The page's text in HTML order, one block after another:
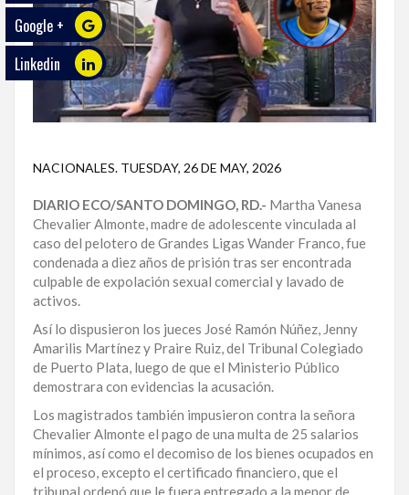
ECO
PLAY
TRABAJOS
INVESTIGACIÓN
PROVINCIAS
DISTRITO
NACIONAL
SANTO
DOMINGO
SANTIAGO
SAN
JUAN
LA
ALTAGRACIA
PUERTO
Google +
Linkedin
NACIONALES. TUESDAY, 26 DE MAY, 2026
DIARIO ECO/SANTO DOMINGO, RD.- Martha Vanesa
Chevalier Almonte, madre de adolescente vinculada al
caso del pelotero de Grandes Ligas Wander Franco, fue
condenada a diez años de prisión tras ser encontrada
culpable de expolación sexual comercial y lavado de
activos.
Así lo dispusieron los jueces José Ramón Núñez, Jenny
Amarilis Martínez y Praire Ruiz, del Tribunal Colegiado
de Puerto Plata, luego de que el Ministerio Público
demostrara con evidencias la acusación.
Los magistrados también impusieron contra la señora
Chevalier Almonte el pago de una multa de 25 salarios
mínimos, así como el decomiso de los bienes ocupados en
el proceso, excepto el certificado financiero, que el
tribunal ordenó que le fuera entregado a la menor de